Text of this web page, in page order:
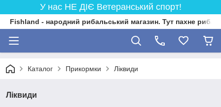
У нас НЕ ДІЄ Ветеранський спорт!
Fishland - народний рибальський магазин. Тут пахне
Каталог Прикормки Ліквиди
Ліквиди